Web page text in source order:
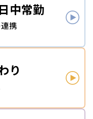
日中常勤
携
り